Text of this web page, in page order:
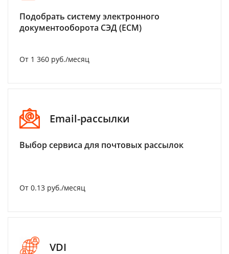
Подобрать систему электронного
документооборота СЭД (ECM)
От 1 360 руб./месяц
Email-рассылки
Выбор сервиса для почтовых рассылок
От 0.13 руб./месяц
VDI